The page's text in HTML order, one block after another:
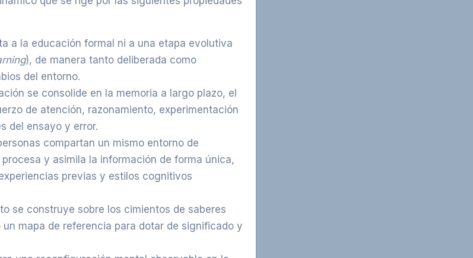
a la educación formal ni a una etapa evolutiva
), de manera tanto deliberada como
del entorno.
se consolide en la memoria a largo plazo, el
de atención, razonamiento, experimentación
del ensayo y error.
compartan un mismo entorno de
y asimila la información de forma única,
previas y estilos cognitivos
se construye sobre los cimientos de saberes
mapa de referencia para dotar de significado y